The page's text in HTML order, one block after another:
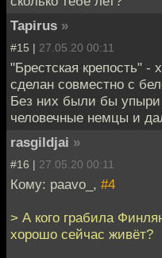
Tapirus »
#15 | 27.05.20 00:11
"Брестская крепость"
сделан совместно с
Без них были бы
человечные немцы и
rasgildjai »
#16 | 27.05.20 00:11
Кому: paavo_, #4
> А кого грабила
хорошо сейчас живёт?